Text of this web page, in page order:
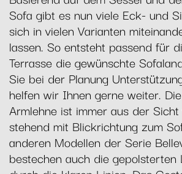
Sofa gibt es nun viele Eck- und
sich in vielen Varianten
lassen. So entsteht passend für
Terrasse die gewünschte
Sie bei der Planung
helfen wir Ihnen gerne weiter.
Armlehne ist immer aus der
stehend mit Blickrichtung zum
anderen Modellen der Serie
bestechen auch die gepolsterten